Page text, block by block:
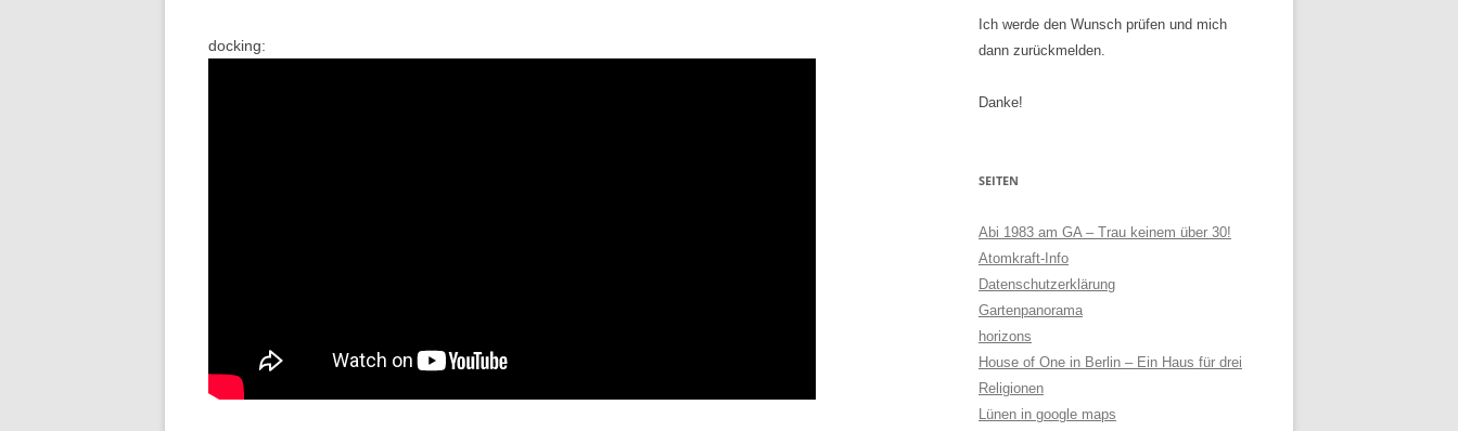
docking:
Ich werde den Wunsch prüfen und mich
dann zurückmelden.
Danke!
SEITEN
Abi 1983 am GA – Trau keinem über 30!
Atomkraft-Info
Datenschutzerklärung
Gartenpanorama
horizons
House of One in Berlin – Ein Haus für drei
Religionen
Lünen in google maps